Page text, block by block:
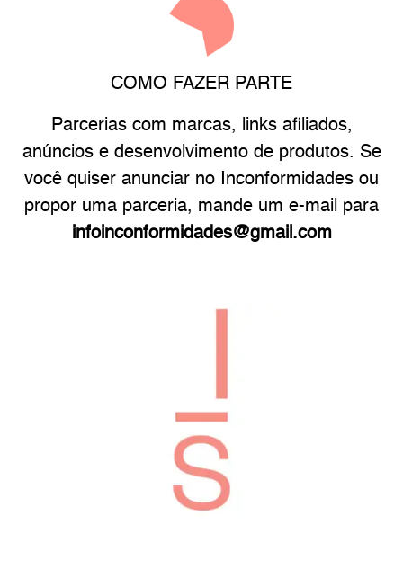
COMO FAZER PARTE
Parcerias com marcas, links afiliados,
anúncios e desenvolvimento de produtos. Se
você quiser anunciar no Inconformidades ou
propor uma parceria, mande um e-mail para
infoinconformidades@gmail.com